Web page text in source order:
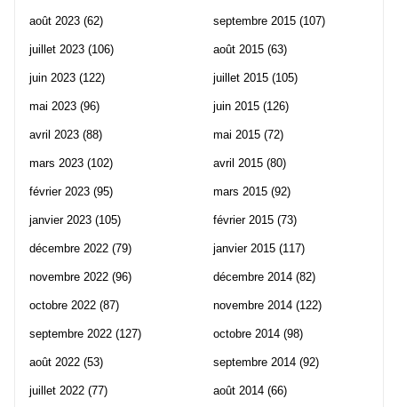
août 2023 (62)
juillet 2023 (106)
juin 2023 (122)
mai 2023 (96)
avril 2023 (88)
mars 2023 (102)
février 2023 (95)
janvier 2023 (105)
décembre 2022 (79)
novembre 2022 (96)
octobre 2022 (87)
septembre 2022 (127)
août 2022 (53)
juillet 2022 (77)
septembre 2015 (107)
août 2015 (63)
juillet 2015 (105)
juin 2015 (126)
mai 2015 (72)
avril 2015 (80)
mars 2015 (92)
février 2015 (73)
janvier 2015 (117)
décembre 2014 (82)
novembre 2014 (122)
octobre 2014 (98)
septembre 2014 (92)
août 2014 (66)